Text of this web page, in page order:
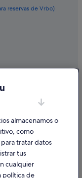
reservas de Vrbo)
almacenamos o
como
tratar datos
tus
cualquier
política de